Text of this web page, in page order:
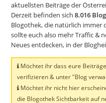
aktuellsten Beiträge der
Derzeit befinden sich8.016
Blogothek, die natürlich immer
sollte euch also mehr Traffic &
Neues entdecken, in der
Möchtet ihr dass eure
verifizieren & unter "Blog
Möchtet ihr nicht hier
die Blogothek Sichtbarkeit auf